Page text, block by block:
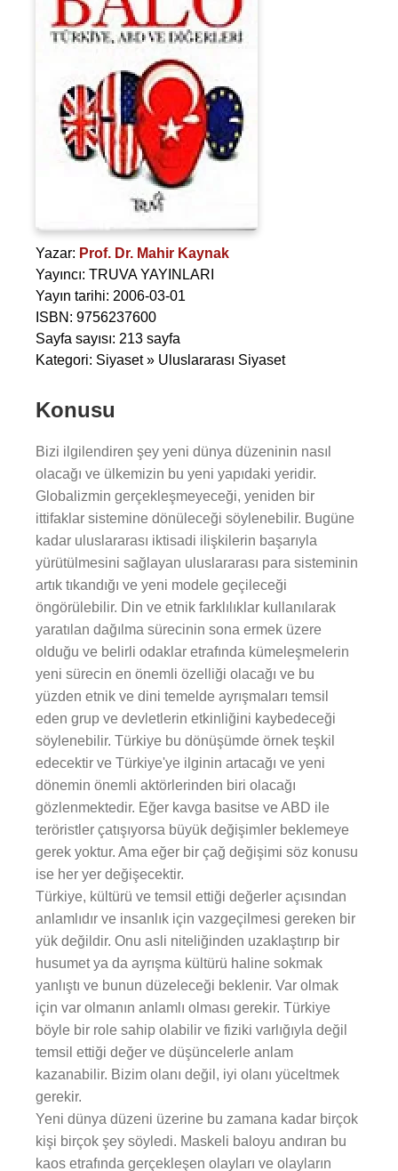
Yazar: Prof. Dr. Mahir Kaynak
Yayıncı: TRUVA YAYINLARI
Yayın tarihi: 2006-03-01
ISBN: 9756237600
Sayfa sayısı: 213 sayfa
Kategori: Siyaset » Uluslararası Siyaset
Konusu
Bizi ilgilendiren şey yeni dünya düzeninin nasıl
olacağı ve ülkemizin bu yeni yapıdaki yeridir.
Globalizmin gerçekleşmeyeceği, yeniden bir
ittifaklar sistemine dönüleceği söylenebilir. Bugüne
kadar uluslararası iktisadi ilişkilerin başarıyla
yürütülmesini sağlayan uluslararası para sisteminin
artık tıkandığı ve yeni modele geçileceği
öngörülebilir. Din ve etnik farklılıklar kullanılarak
yaratılan dağılma sürecinin sona ermek üzere
olduğu ve belirli odaklar etrafında kümeleşmelerin
yeni sürecin en önemli özelliği olacağı ve bu
yüzden etnik ve dini temelde ayrışmaları temsil
eden grup ve devletlerin etkinliğini kaybedeceği
söylenebilir. Türkiye bu dönüşümde örnek teşkil
edecektir ve Türkiye'ye ilginin artacağı ve yeni
dönemin önemli aktörlerinden biri olacağı
gözlenmektedir. Eğer kavga basitse ve ABD ile
teröristler çatışıyorsa büyük değişimler beklemeye
gerek yoktur. Ama eğer bir çağ değişimi söz konusu
ise her yer değişecektir.
Türkiye, kültürü ve temsil ettiği değerler açısından
anlamlıdır ve insanlık için vazgeçilmesi gereken bir
yük değildir. Onu asli niteliğinden uzaklaştırıp bir
husumet ya da ayrışma kültürü haline sokmak
yanlıştı ve bunun düzeleceği beklenir. Var olmak
için var olmanın anlamlı olması gerekir. Türkiye
böyle bir role sahip olabilir ve fiziki varlığıyla değil
temsil ettiği değer ve düşüncelerle anlam
kazanabilir. Bizim olanı değil, iyi olanı yüceltmek
gerekir.
Yeni dünya düzeni üzerine bu zamana kadar birçok
kişi birçok şey söyledi. Maskeli baloyu andıran bu
kaos etrafında gerçekleşen olayları ve olayların